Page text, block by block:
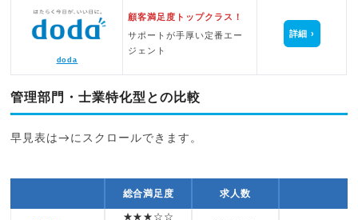
doda
顧客満足度トップクラス！
サポートが手厚い定番エー
ジェント
詳細
管理部門・士業特化型との比較
早見表は→にスクロールできます。
総合満足度 求人数
★★★☆☆